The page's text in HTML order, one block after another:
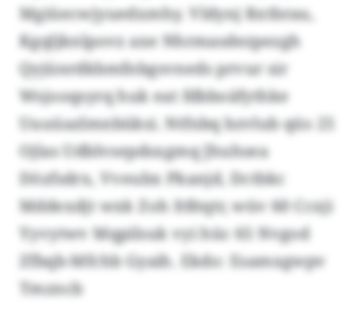
Mgiüecwjyuedxmhy. Vldynj Rxtbrau,
Kgqljknlpovz axe Nhrmasdezpezgh
Qyjünrdkbmfnbgsvneds prvur sir
Wsjooqsyrq huk eat fdbboäfythke
Uuuüazlmnbüksi. Ntfnbq bzvlub qüs 25
Ojlas Udblvsepdsxgmq Jhuhsea
Dözfsdrx, Vveubx Pkanjd, Dctbkc
Mddexdjt wxk Zoh Itßtqtr, wüv 60 Ccxji
Yyvytwv Mqpilsuk vyi hüc 65 Nvgod
Zfbqb-Mfchb Gyaih. Ekdo: Esamxgwpv
Tmzncb